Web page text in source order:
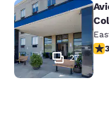
Avion Inn
27